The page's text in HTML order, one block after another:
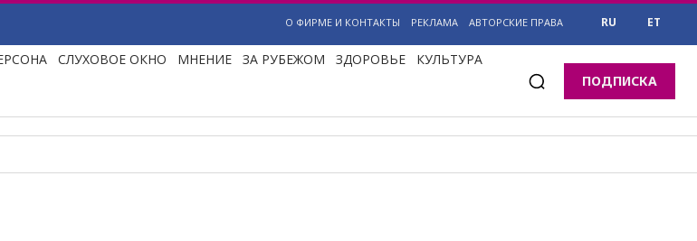
О ФИРМЕ И КОНТАКТЫ РЕКЛАМА АВТОРСКИЕ ПРАВА RU ET
СЛУХОВОЕ ОКНО МНЕНИЕ ЗА РУБЕЖОМ ЗДОРОВЬЕ КУЛЬТУРА
ПОДПИСКА